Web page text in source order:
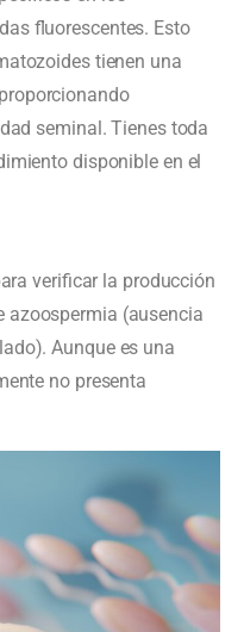
fluorescentes. Esto
tienen una
seminal. Tienes toda
disponible en el
verificar la producción
azoospermia (ausencia
Aunque es una
no presenta